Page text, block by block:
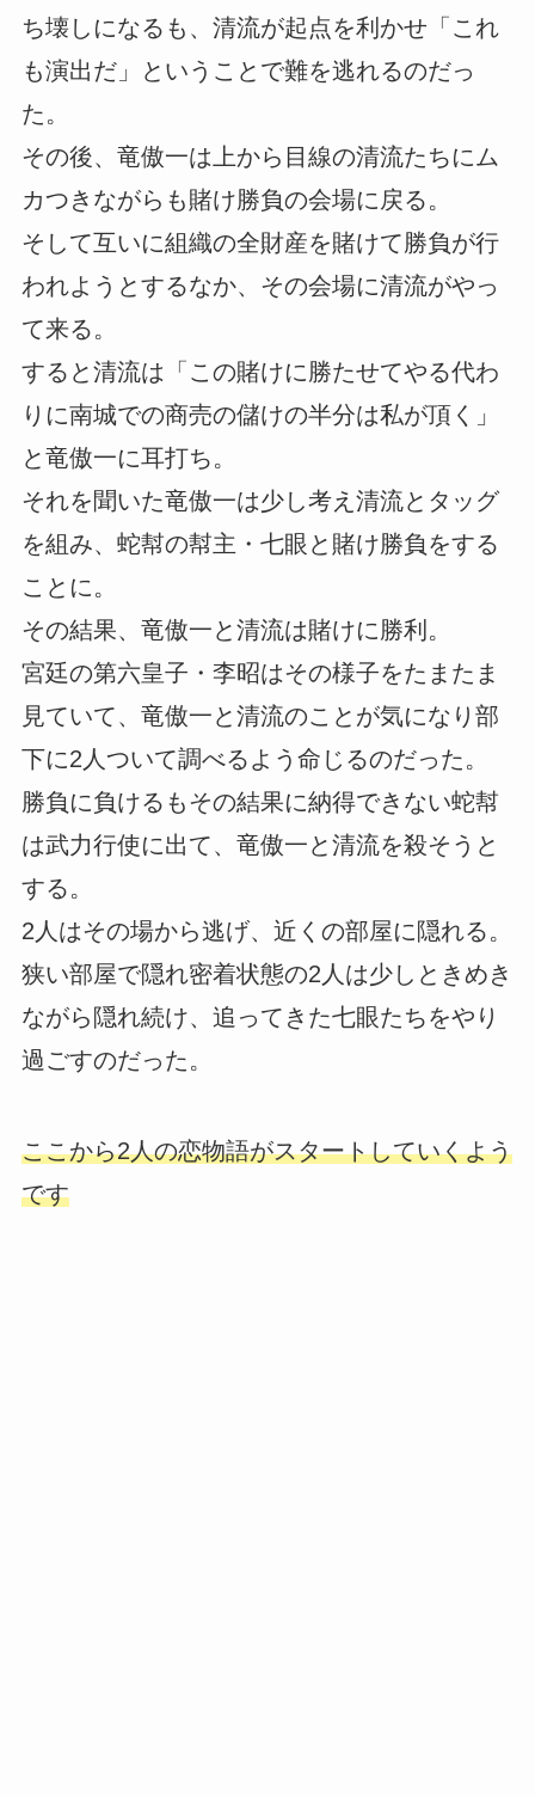
ち壊しになるも、清流が起点を利かせ「これ
も演出だ」ということで難を逃れるのだっ
た。
その後、竜傲一は上から目線の清流たちにム
カつきながらも賭け勝負の会場に戻る。
そして互いに組織の全財産を賭けて勝負が行
われようとするなか、その会場に清流がやっ
て来る。
すると清流は「この賭けに勝たせてやる代わ
りに南城での商売の儲けの半分は私が頂く」
と竜傲一に耳打ち。
それを聞いた竜傲一は少し考え清流とタッグ
を組み、蛇幇の幇主・七眼と賭け勝負をする
ことに。
その結果、竜傲一と清流は賭けに勝利。
宮廷の第六皇子・李昭はその様子をたまたま
見ていて、竜傲一と清流のことが気になり部
下に2人ついて調べるよう命じるのだった。
勝負に負けるもその結果に納得できない蛇幇
は武力行使に出て、竜傲一と清流を殺そうと
する。
2人はその場から逃げ、近くの部屋に隠れる。
狭い部屋で隠れ密着状態の2人は少しときめき
ながら隠れ続け、追ってきた七眼たちをやり
過ごすのだった。
ここから2人の恋物語がスタートしていくよう
です